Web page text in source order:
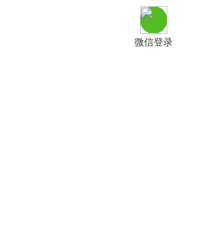
微信登录